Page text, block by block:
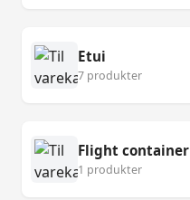
Etui
7 produkter
Flight container
1 produkter